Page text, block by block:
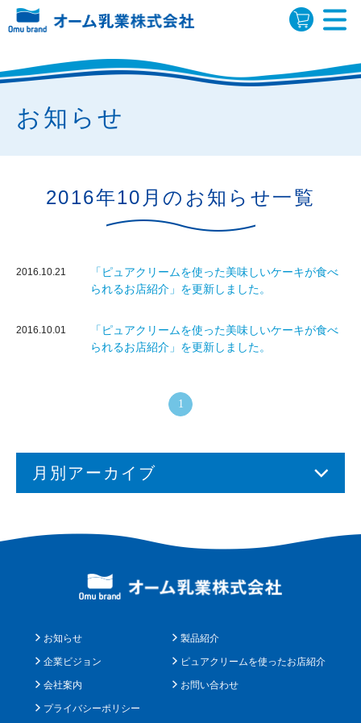
お知らせ
2016年10月のお知らせ一覧
2016.10.21
「ピュアクリームを使った美味しいケーキが食べ
られるお店紹介」を更新しました。
2016.10.01
「ピュアクリームを使った美味しいケーキが食べ
られるお店紹介」を更新しました。
1
月別アーカイブ
お知らせ
企業ビジョン
会社案内
プライバシーポリシー
製品紹介
ピュアクリームを使ったお店紹介
お問い合わせ